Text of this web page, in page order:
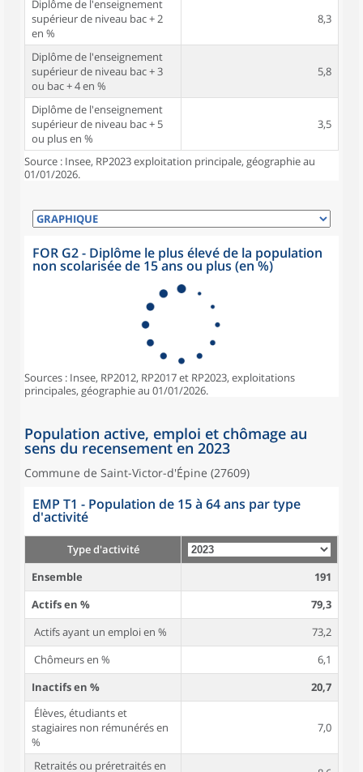
Diplôme de l'enseignement
supérieur de niveau bac + 2
en %
8,3
Diplôme de l'enseignement
supérieur de niveau bac + 3
ou bac + 4 en %
5,8
Diplôme de l'enseignement
supérieur de niveau bac + 5
ou plus en %
3,5
Source : Insee, RP2023 exploitation principale, géographie au
01/01/2026.
FOR G2 - Diplôme le plus élevé de la population
non scolarisée de 15 ans ou plus (en %)
Sources : Insee, RP2012, RP2017 et RP2023, exploitations
principales, géographie au 01/01/2026.
Population active, emploi et chômage au
sens du recensement en 2023
Commune de Saint-Victor-d'Épine (27609)
EMP T1 - Population de 15 à 64 ans par type
d'activité
Type d'activité
Ensemble
191
Actifs en %
79,3
Actifs ayant un emploi en %
73,2
Chômeurs en %
6,1
Inactifs en %
20,7
Élèves, étudiants et
stagiaires non rémunérés en
%
7,0
Retraités ou préretraités en